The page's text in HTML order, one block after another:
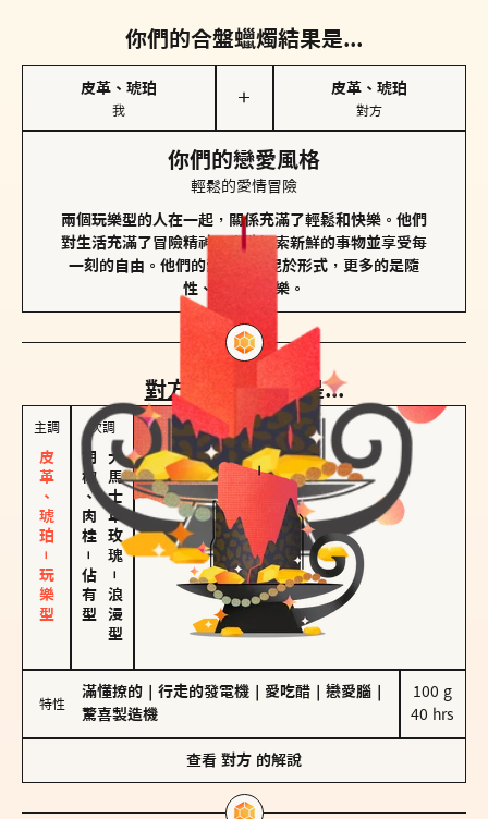
你們的合盤蠟燭結果是...
皮革、琥珀
我
＋
皮革、琥珀
對方
你們的戀愛風格
輕鬆的愛情冒險
兩個玩樂型的人在一起，關係充滿了輕鬆和快樂。他們
對生活充滿了冒險精神，喜歡探索新鮮的事物並享受每
一刻的自由。他們的愛情不拘泥於形式，更多的是隨
性、幽默和享樂。
對方 的主調蠟燭是...
主調
皮革、琥珀－玩樂型
次調
胡椒、肉桂
－
佔有型
大馬士革玫瑰
－
浪漫型
特性
滿懂撩的 行走的發電機 愛吃醋 戀愛腦
驚喜製造機
100 g
40 hrs
查看 對方 的解說